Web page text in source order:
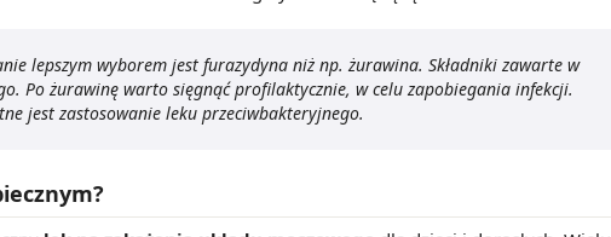
lepszym wyborem jest furazydyna niż np. żurawina. Składniki zawarte w
Po żurawinę warto sięgnąć profilaktycznie, w celu zapobiegania infekcji.
jest zastosowanie leku przeciwbakteryjnego.